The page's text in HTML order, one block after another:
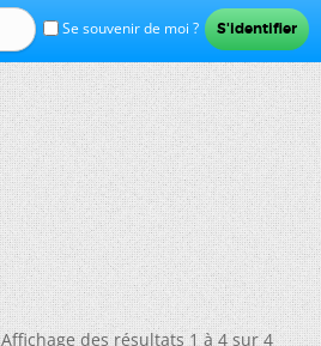
Se souvenir de moi ?
Affichage des résultats 1 à 4 sur 4